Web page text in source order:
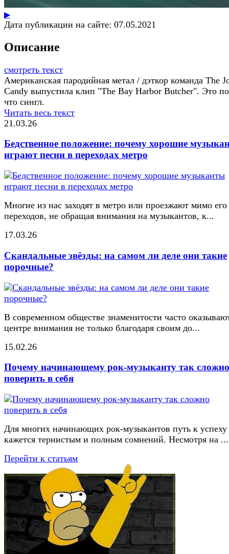
▶
Дата публикации на сайте: 07.05.2021
Описание
смотреть текст
Американская пародийная метал / дэткор команда The
Candy выпустила клип "The Bay Harbor Butcher". Это
что сингл.
Читать весь текст
21.03.26
Бедственное положение: почему хорошие
играют песни в переходах метро
Многие из нас заходят в метро или проезжают мимо его
переходов, не обращая внимания на музыкантов, к...
17.03.26
Скандальные звёзды: на самом ли деле они такие
порочные?
В современном обществе знаменитости часто
центре внимания не только благодаря своим до...
15.02.26
Почему начинающему рок-музыканту так сложно
поверить в себя
Для многих начинающих рок-музыкантов путь к успеху
кажется тернистым и полным сомнений. Несмотря на ...
Перейти к статьям